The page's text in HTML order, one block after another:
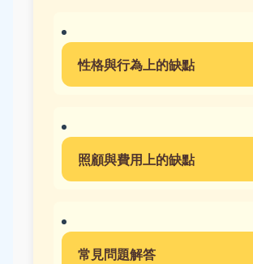
性格與行為上的缺點
照顧與費用上的缺點
常見問題解答